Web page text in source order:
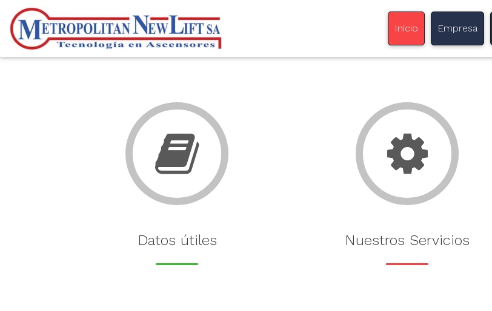
Inicio (current)Empresa
Datos útiles Nuestros Servicios